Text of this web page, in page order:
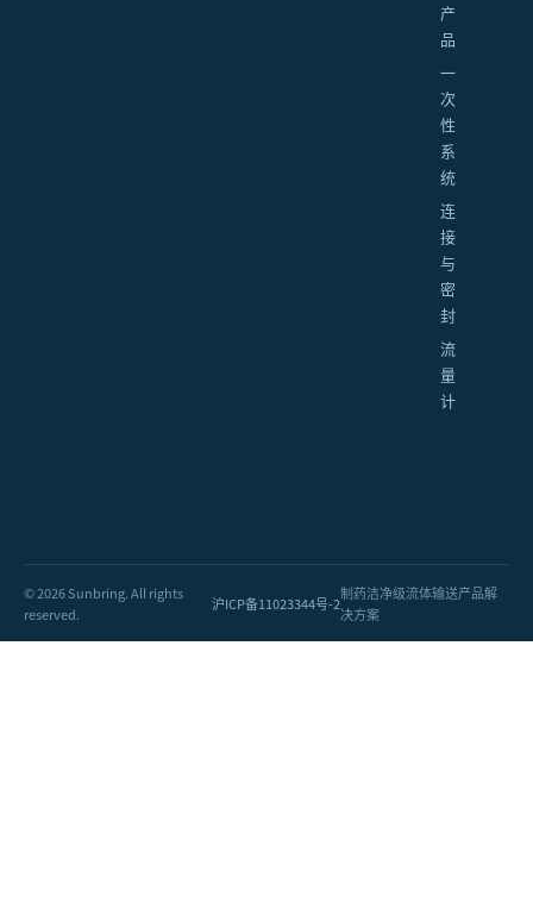
产
品
一
次
性
系
统
连
接
与
密
封
流
量
计
© 2026 Sunbring. All rights
reserved.
沪ICP备11023344号-2
制药洁净级流体输送产品解
决方案